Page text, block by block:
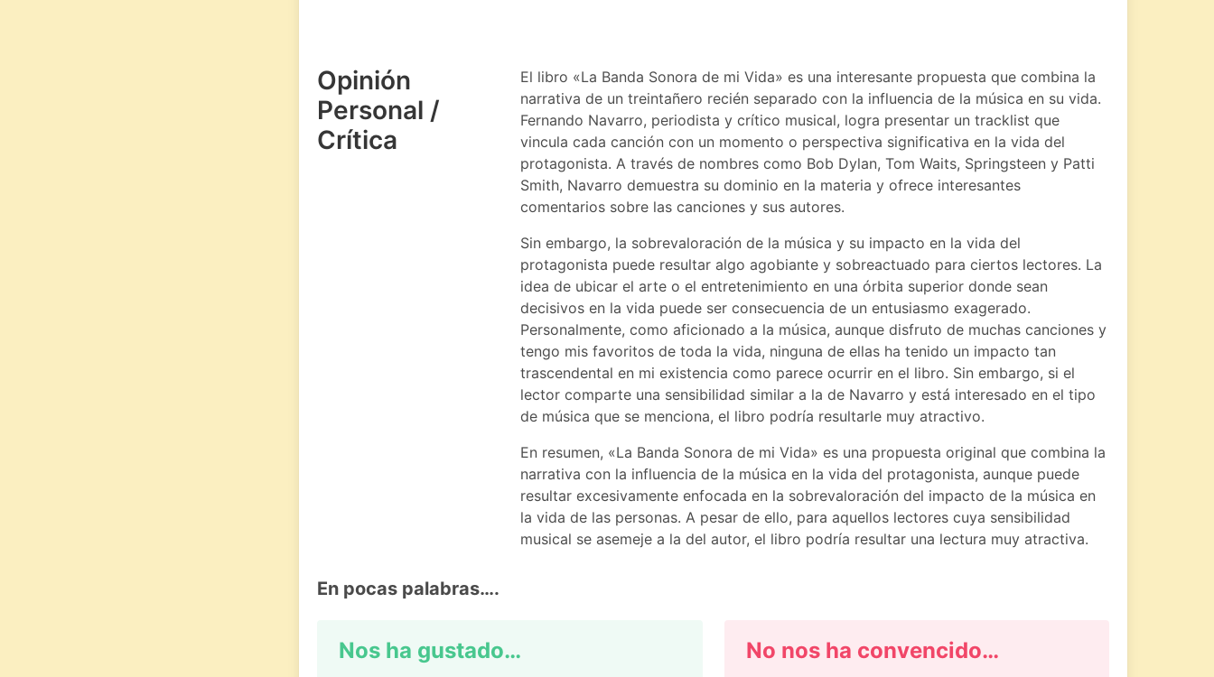
Opinión
Personal /
Crítica
El libro «La Banda Sonora de mi Vida» es una interesante propuesta que combina la
narrativa de un treintañero recién separado con la influencia de la música en su vida.
Fernando Navarro, periodista y crítico musical, logra presentar un tracklist que
vincula cada canción con un momento o perspectiva significativa en la vida del
protagonista. A través de nombres como Bob Dylan, Tom Waits, Springsteen y Patti
Smith, Navarro demuestra su dominio en la materia y ofrece interesantes
comentarios sobre las canciones y sus autores.
Sin embargo, la sobrevaloración de la música y su impacto en la vida del
protagonista puede resultar algo agobiante y sobreactuado para ciertos lectores. La
idea de ubicar el arte o el entretenimiento en una órbita superior donde sean
decisivos en la vida puede ser consecuencia de un entusiasmo exagerado.
Personalmente, como aficionado a la música, aunque disfruto de muchas canciones y
tengo mis favoritos de toda la vida, ninguna de ellas ha tenido un impacto tan
trascendental en mi existencia como parece ocurrir en el libro. Sin embargo, si el
lector comparte una sensibilidad similar a la de Navarro y está interesado en el tipo
de música que se menciona, el libro podría resultarle muy atractivo.
En resumen, «La Banda Sonora de mi Vida» es una propuesta original que combina la
narrativa con la influencia de la música en la vida del protagonista, aunque puede
resultar excesivamente enfocada en la sobrevaloración del impacto de la música en
la vida de las personas. A pesar de ello, para aquellos lectores cuya sensibilidad
musical se asemeje a la del autor, el libro podría resultar una lectura muy atractiva.
En pocas palabras….
Nos ha gustado… No nos ha convencido…